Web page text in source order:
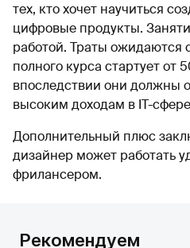
тех, кто хочет научиться
цифровые продукты.
работой. Траты ожидаются
полного курса стартует от
впоследствии они должны
высоким доходам в IT-
Дополнительный плюс
дизайнер может работать
фрилансером.
Рекомендуем